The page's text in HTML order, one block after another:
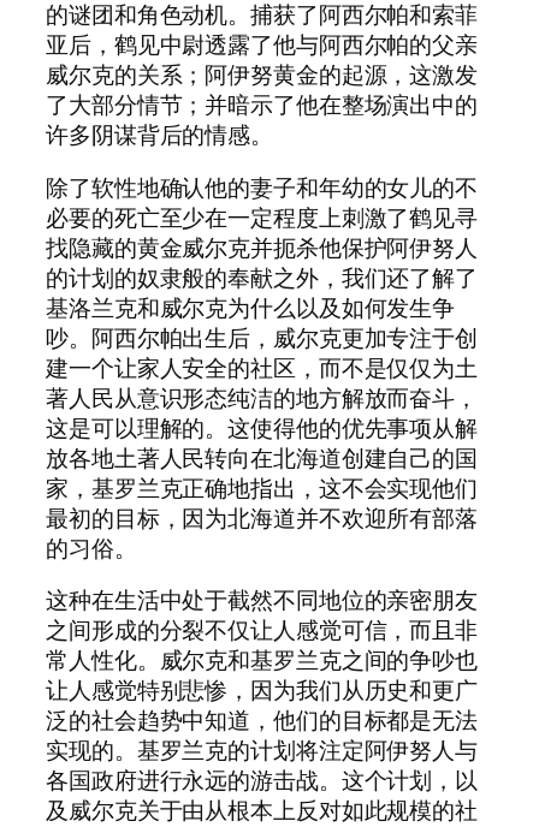
的谜团和角色动机。捕获了阿西尔帕和索菲
亚后，鹤见中尉透露了他与阿西尔帕的父亲
威尔克的关系；阿伊努黄金的起源，这激发
了大部分情节；并暗示了他在整场演出中的
许多阴谋背后的情感。
除了软性地确认他的妻子和年幼的女儿的不
必要的死亡至少在一定程度上刺激了鹤见寻
找隐藏的黄金威尔克并扼杀他保护阿伊努人
的计划的奴隶般的奉献之外，我们还了解了
基洛兰克和威尔克为什么以及如何发生争
吵。阿西尔帕出生后，威尔克更加专注于创
建一个让家人安全的社区，而不是仅仅为土
著人民从意识形态纯洁的地方解放而奋斗，
这是可以理解的。这使得他的优先事项从解
放各地土著人民转向在北海道创建自己的国
家，基罗兰克正确地指出，这不会实现他们
最初的目标，因为北海道并不欢迎所有部落
的习俗。
这种在生活中处于截然不同地位的亲密朋友
之间形成的分裂不仅让人感觉可信，而且非
常人性化。威尔克和基罗兰克之间的争吵也
让人感觉特别悲惨，因为我们从历史和更广
泛的社会趋势中知道，他们的目标都是无法
实现的。基罗兰克的计划将注定阿伊努人与
各国政府进行永远的游击战。这个计划，以
及威尔克关于由从根本上反对如此规模的社